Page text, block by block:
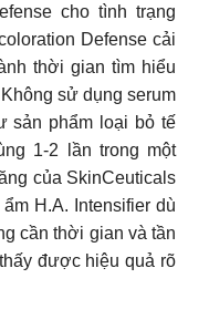
cho tình trạng
Defense cải
thời gian tìm hiểu
sử dụng serum
sản phẩm loại bỏ tế
1-2 lần trong một
của SkinCeuticals
H.A. Intensifier dù
cần thời gian và tần
được hiệu quả rõ